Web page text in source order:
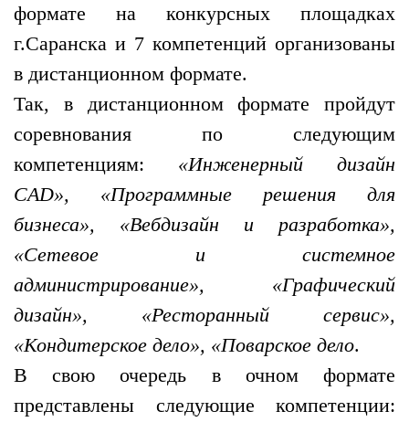
формате на конкурсных площадках
г.Саранска и 7 компетенций организованы
в дистанционном формате.
Так, в дистанционном формате пройдут
соревнования по следующим
компетенциям: «Инженерный дизайн
CAD», «Программные решения для
бизнеса», «Вебдизайн и разработка»,
«Сетевое и системное
администрирование», «Графический
дизайн», «Ресторанный сервис»,
«Кондитерское дело», «Поварское дело.
В свою очередь в очном формате
представлены следующие компетенции: